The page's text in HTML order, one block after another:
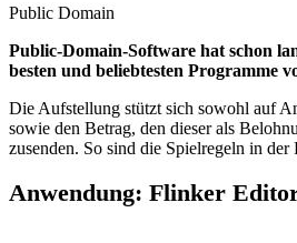
Public Domain
Public-Domain-Software hat schon
besten und beliebtesten Programme
Die Aufstellung stützt sich sowohl auf
sowie den Betrag, den dieser als
zusenden. So sind die Spielregeln in
Anwendung: Flinker